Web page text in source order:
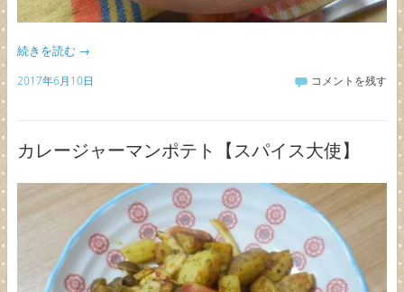
続きを読む →
2017年6月10日 コメントを残す
カレージャーマンポテト【スパイス大使】